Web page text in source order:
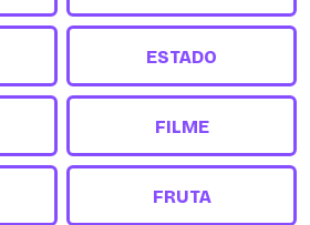
ESTADO
FILME
FRUTA